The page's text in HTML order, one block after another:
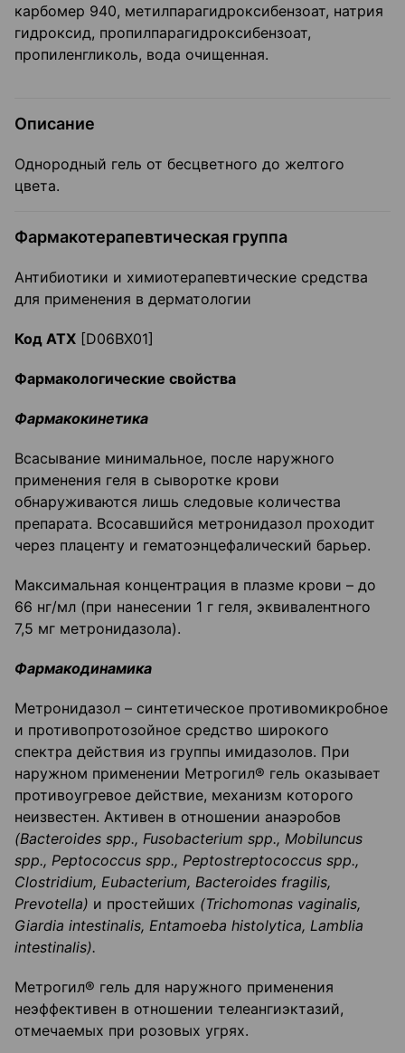
карбомер 940, метилпарагидроксибензоат, натрия
гидроксид, пропилпарагидроксибензоат,
пропиленгликоль, вода очищенная.
Описание
Однородный гель от бесцветного до желтого
цвета.
Фармакотерапевтическая группа
Антибиотики и химиотерапевтические средства
для применения в дерматологии
Код ATX [D06BX01]
Фармакологические свойства
Фармакокинетика
Всасывание минимальное, после наружного
применения геля в сыворотке крови
обнаруживаются лишь следовые количества
препарата. Всосавшийся метронидазол проходит
через плаценту и гематоэнцефалический барьер.
Максимальная концентрация в плазме крови – до
66 нг/мл (при нанесении 1 г геля, эквивалентного
7,5 мг метронидазола).
Фармакодинамика
Метронидазол – синтетическое противомикробное
и противопротозойное средство широкого
спектра действия из группы имидазолов. При
наружном применении Метрогил® гель оказывает
противоугревое действие, механизм которого
неизвестен. Активен в отношении анаэробов
(Bacteroides spp., Fusobacterium spp., Mobiluncus
spp., Peptococcus spp., Peptostreptococcus spp.,
Clostridium, Eubacterium, Bacteroides fragilis,
Prevotella) и простейших (Trichomonas vaginalis,
Giardia intestinalis, Entamoeba histolytica, Lamblia
intestinalis).
Метрогил® гель для наружного применения
неэффективен в отношении телеангиэктазий,
отмечаемых при розовых угрях.